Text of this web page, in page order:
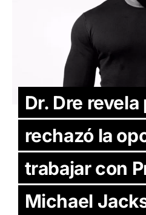
Dr. Dre
rechazó la
trabajar con
Michael